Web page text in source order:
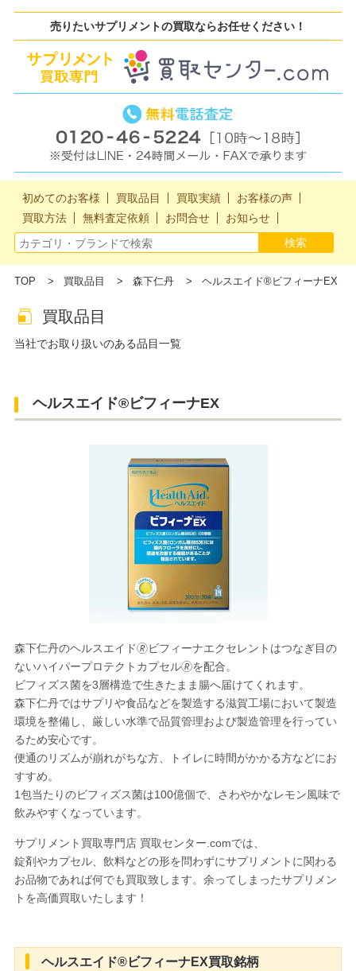
売りたいサプリメントの買取ならお任せください！
初めてのお客様 買取品目 買取実績
お客様の声
買取方法
無料査定依頼 お問合せ お知らせ
TOP 買取品目 森下仁丹 ヘルスエイド®ビフィーナEX
買取品目
当社でお取り扱いのある品目一覧
ヘルスエイド®ビフィーナEX
森下仁丹のヘルスエイド🄬ビフィーナエクセレントはつなぎ目の
ないハイパープロテクトカプセル🄬を配合。
ビフィズス菌を3層構造で生きたまま腸へ届けてくれます。
森下仁丹ではサプリや食品などを製造する滋賀工場において製造
環境を整備し、厳しい水準で品質管理および製造管理を行ってい
るため安心です。
便通のリズムが崩れがちな方、トイレに時間がかかる方などにお
すすめ。
1包当たりのビフィズス菌は100億個で、さわやかなレモン風味で
飲みやすくなっています。
サプリメント買取専門店 買取センター.comでは、
錠剤やカプセル、飲料などの形を問わずにサプリメントに関わる
お品物であれば何でも買取致します。余ってしまったサプリメン
トを高価買取いたします！
ヘルスエイド®ビフィーナEX買取銘柄